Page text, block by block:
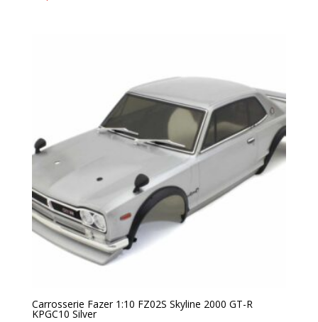
Carrosserie Fazer 1:10 FZ02S Skyline 2000 GT-R
KPGC10 Silver